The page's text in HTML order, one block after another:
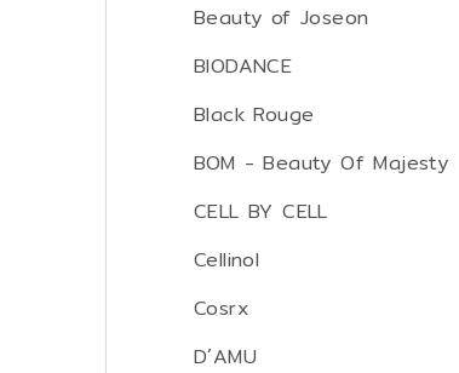
Beauty of Joseon
BIODANCE
Black Rouge
BOM - Beauty Of Majesty
CELL BY CELL
Cellinol
Cosrx
D´AMU